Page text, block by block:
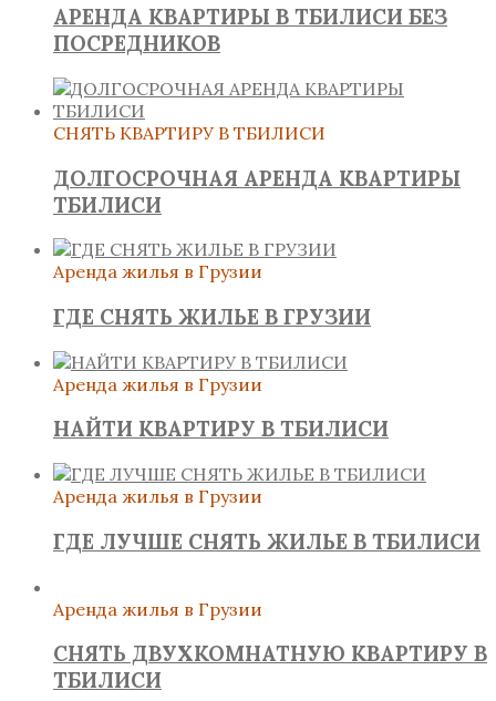
АРЕНДА КВАРТИРЫ В ТБИЛИСИ БЕЗ
ПОСРЕДНИКОВ
СНЯТЬ КВАРТИРУ В ТБИЛИСИ
ДОЛГОСРОЧНАЯ АРЕНДА КВАРТИРЫ
ТБИЛИСИ
Аренда жилья в Грузии
ГДЕ СНЯТЬ ЖИЛЬЕ В ГРУЗИИ
Аренда жилья в Грузии
НАЙТИ КВАРТИРУ В ТБИЛИСИ
Аренда жилья в Грузии
ГДЕ ЛУЧШЕ СНЯТЬ ЖИЛЬЕ В ТБИЛИСИ
Аренда жилья в Грузии
СНЯТЬ ДВУХКОМНАТНУЮ КВАРТИРУ В
ТБИЛИСИ